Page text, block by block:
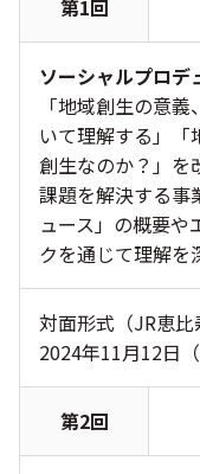
第1回
ソーシャルプロデ
「地域創生の意
いて理解する」「
創生なのか？」を
課題を解決する事
ュース」の概要や
クを通じて理解を
対面形式（JR恵比
2024年11月12日
第2回